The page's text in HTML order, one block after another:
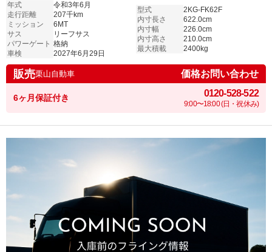
年式
令和3年6月
走行距離
207千km
ミッション
6MT
サス
リーフサス
パワーゲート 格納
車検
2027年6月29日
型式
2KG-FK62F
内寸長さ
622.0cm
内寸幅
226.0cm
内寸高さ
210.0cm
最大積載
2400kg
販売栗山自動車 価格お問い合わせ
6ヶ月保証付き 0120-528-522
9:00〜18:00 (日・祝休み)